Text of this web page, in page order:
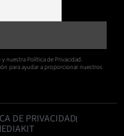
nuestra Política de Privacidad.
para ayudar a proporcionar nuestros
DE PRIVACIDAD